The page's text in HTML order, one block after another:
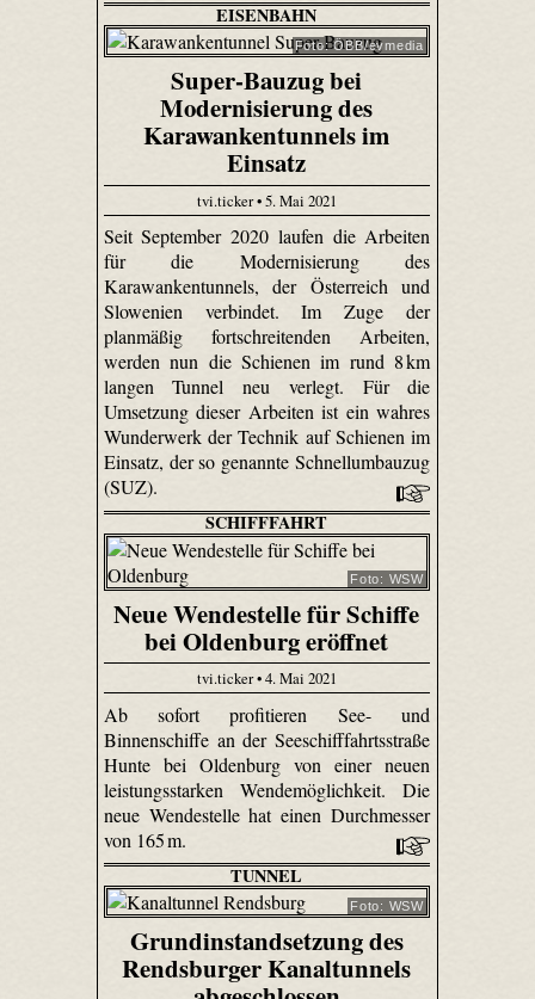
EISENBAHN
Foto: ÖBB/evmedia
Super-Bauzug bei
Modernisierung des
Karawankentunnels im
Einsatz
tvi.ticker • 5. Mai 2021
Seit September 2020 laufen die Arbeiten
für die Modernisierung des
Karawankentunnels, der Österreich und
Slowenien verbindet. Im Zuge der
planmäßig fortschreitenden Arbeiten,
werden nun die Schienen im rund 8 km
langen Tunnel neu verlegt. Für die
Umsetzung dieser Arbeiten ist ein wahres
Wunderwerk der Technik auf Schienen im
Einsatz, der so genannte Schnellumbauzug
(SUZ).
SCHIFFFAHRT
Foto: WSW
Neue Wendestelle für Schiffe
bei Oldenburg eröffnet
tvi.ticker • 4. Mai 2021
Ab sofort profitieren See- und
Binnenschiffe an der Seeschifffahrtsstraße
Hunte bei Oldenburg von einer neuen
leistungsstarken Wendemöglichkeit. Die
neue Wendestelle hat einen Durchmesser
von 165 m.
TUNNEL
Foto: WSW
Grundinstandsetzung des
Rendsburger Kanaltunnels